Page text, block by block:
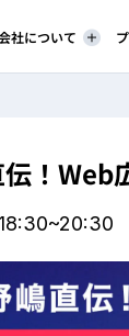
社について
！
18:30~20:30